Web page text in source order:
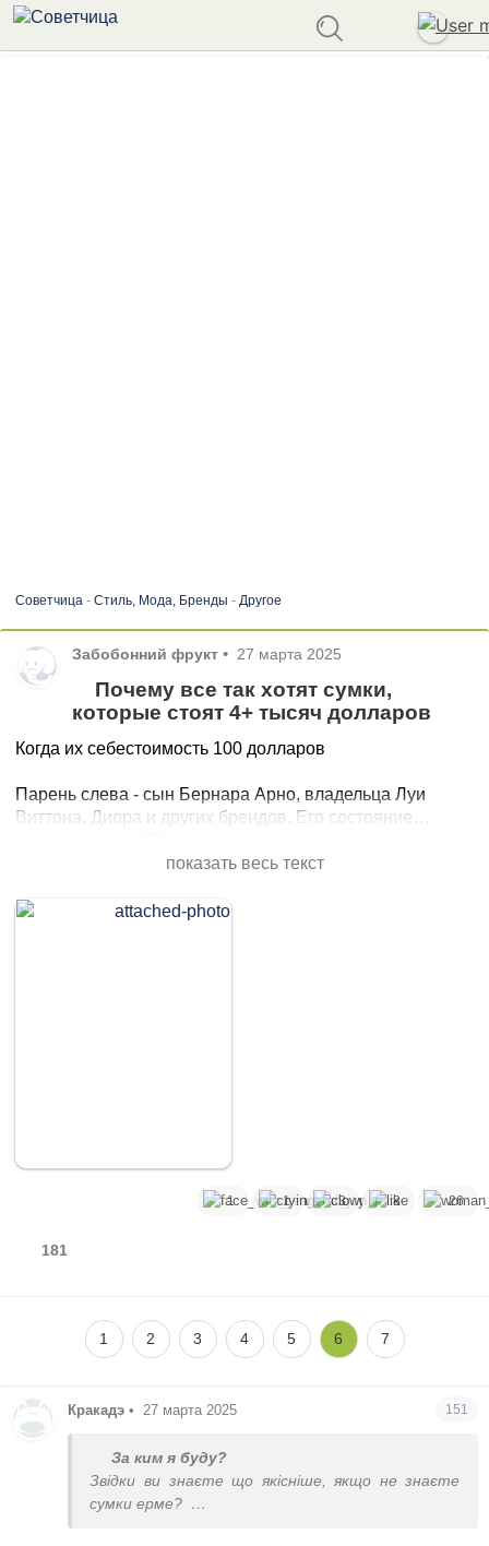
Советчица- Стиль, Мода, Бренды - Другое
Забобонний фрукт • 27 марта 2025
Почему все так хотят сумки,
которые стоят 4+ тысяч долларов
Когда их себестоимость 100 долларов
Парень слева - сын Бернара Арно, владельца Луи
Виттона, Диора и других брендов. Его состояние
показать весь текст
1 1 3 8 26
181
1 2 3 4 5 6 7
Кракадэ • 27 марта 2025 151
За ким я буду?
Звідки ви знаєте що якісніше, якщо не знаєте
сумки ерме?